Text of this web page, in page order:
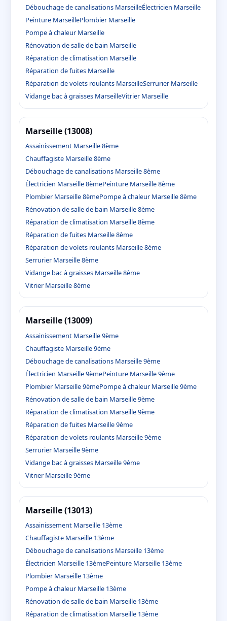
Débouchage de canalisations MarseilleÉlectricien Marseille
Peinture MarseillePlombier Marseille
Pompe à chaleur Marseille
Rénovation de salle de bain Marseille
Réparation de climatisation Marseille
Réparation de fuites Marseille
Réparation de volets roulants MarseilleSerrurier Marseille
Vidange bac à graisses MarseilleVitrier Marseille
Marseille (13008)
Assainissement Marseille 8ème
Chauffagiste Marseille 8ème
Débouchage de canalisations Marseille 8ème
Électricien Marseille 8èmePeinture Marseille 8ème
Plombier Marseille 8èmePompe à chaleur Marseille 8ème
Rénovation de salle de bain Marseille 8ème
Réparation de climatisation Marseille 8ème
Réparation de fuites Marseille 8ème
Réparation de volets roulants Marseille 8ème
Serrurier Marseille 8ème
Vidange bac à graisses Marseille 8ème
Vitrier Marseille 8ème
Marseille (13009)
Assainissement Marseille 9ème
Chauffagiste Marseille 9ème
Débouchage de canalisations Marseille 9ème
Électricien Marseille 9èmePeinture Marseille 9ème
Plombier Marseille 9èmePompe à chaleur Marseille 9ème
Rénovation de salle de bain Marseille 9ème
Réparation de climatisation Marseille 9ème
Réparation de fuites Marseille 9ème
Réparation de volets roulants Marseille 9ème
Serrurier Marseille 9ème
Vidange bac à graisses Marseille 9ème
Vitrier Marseille 9ème
Marseille (13013)
Assainissement Marseille 13ème
Chauffagiste Marseille 13ème
Débouchage de canalisations Marseille 13ème
Électricien Marseille 13èmePeinture Marseille 13ème
Plombier Marseille 13ème
Pompe à chaleur Marseille 13ème
Rénovation de salle de bain Marseille 13ème
Réparation de climatisation Marseille 13ème